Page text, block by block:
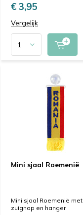
€ 3,95
Vergelijk
Mini sjaal Roemenië
Mini sjaal Roemenië met
zuignap en hanger